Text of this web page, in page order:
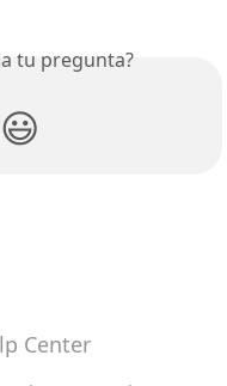
tu pregunta?
😃